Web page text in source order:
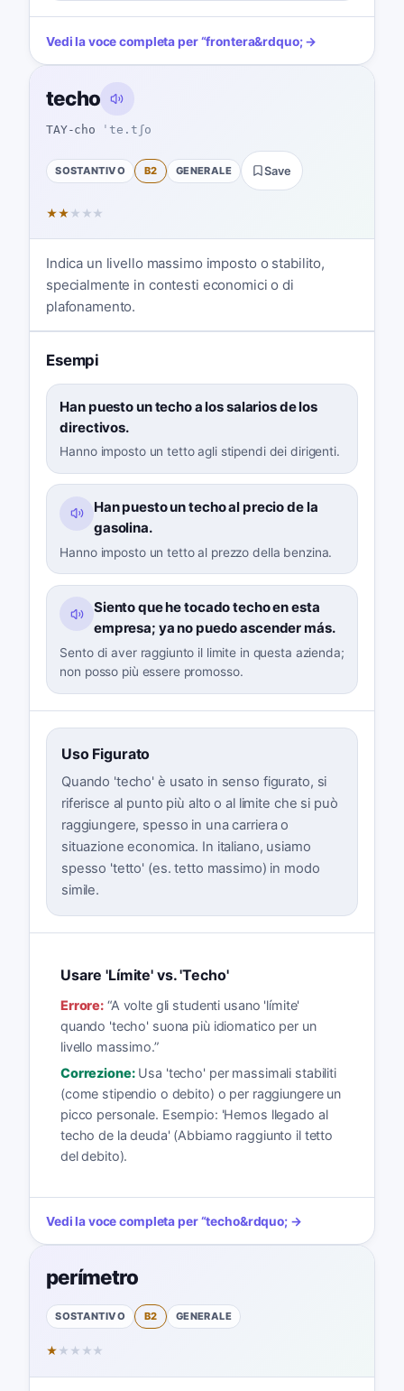
Vedi la voce completa per“frontera&rdquo; →
techo
TAY-cho ˈte.tʃo
SOSTANTIVO B2 GENERALE Save
★★ ★ ★ ★
Indica un livello massimo imposto o stabilito,
specialmente in contesti economici o di
plafonamento.
Esempi
Han puesto un techo a los salarios de los
directivos.
Hanno imposto un tetto agli stipendi dei dirigenti.
Han puesto un techo al precio de la
gasolina.
Hanno imposto un tetto al prezzo della benzina.
Siento que he tocado techo en esta
empresa; ya no puedo ascender más.
Sento di aver raggiunto il limite in questa azienda;
non posso più essere promosso.
Uso Figurato
Quando 'techo' è usato in senso figurato, si
riferisce al punto più alto o al limite che si può
raggiungere, spesso in una carriera o
situazione economica. In italiano, usiamo
spesso 'tetto' (es. tetto massimo) in modo
simile.
Usare 'Límite' vs. 'Techo'
Errore: “A volte gli studenti usano 'límite'
quando 'techo' suona più idiomatico per un
livello massimo.”
Correzione: Usa 'techo' per massimali stabiliti
(come stipendio o debito) o per raggiungere un
picco personale. Esempio: 'Hemos llegado al
techo de la deuda' (Abbiamo raggiunto il tetto
del debito).
Vedi la voce completa per“techo&rdquo; →
perímetro
SOSTANTIVO B2 GENERALE
★ ★ ★ ★ ★